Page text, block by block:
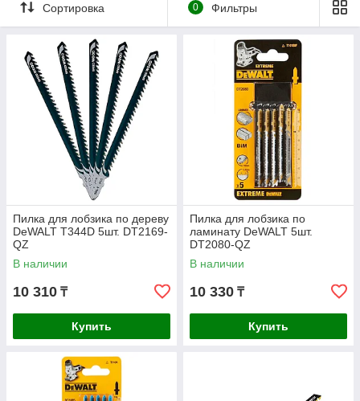
Сортировка 0 Фильтры
Пилка для лобзика по дереву
DeWALT T344D 5шт. DT2169-
QZ
В наличии
10 310 ₸
Купить
Пилка для лобзика по
ламинату DeWALT 5шт.
DT2080-QZ
В наличии
10 330 ₸
Купить